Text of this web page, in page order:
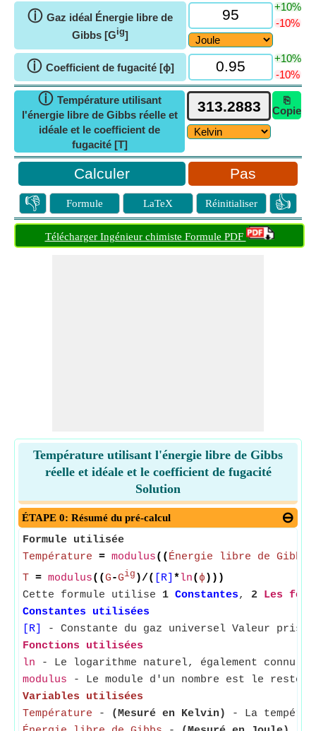
ⓘ Gaz idéal Énergie libre de
Gibbs [Gig]
+10%
-10%
ⓘ Coefficient de fugacité [ϕ]
+10%
-10%
ⓘ Température utilisant
l'énergie libre de Gibbs réelle et
idéale et le coefficient de
fugacité [T]
⎘
Copie
Pas
👎 Formule LaTeX Réinitialiser 👍
Télécharger Ingénieur chimiste Formule PDF
Température utilisant l'énergie libre de Gibbs
réelle et idéale et le coefficient de fugacité
Solution
ÉTAPE 0: Résumé du pré-calcul
Formule utilisée
Température = modulus(( Énergie libre de Gibbs
T = modulus((G-Gig )/( [R] *ln( ϕ )))
Cette formule utilise 1 Constantes, 2 Les
Constantes utilisées
[R]
- Constante du gaz universel Valeur prise
Fonctions utilisées
ln - Le logarithme naturel, également connu
modulus - Le module d'un nombre est le reste
Variables utilisées
Température - (Mesuré en Kelvin)
- La